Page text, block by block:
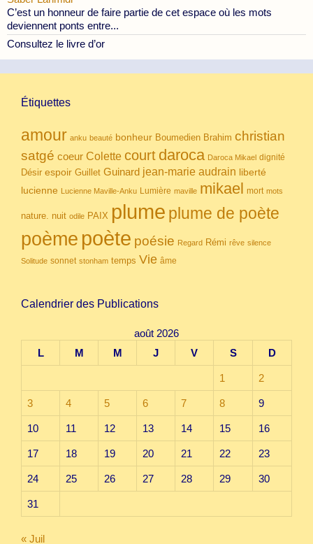
C’est un honneur de faire partie de cet espace où les mots
deviennent ponts entre...
Consultez le livre d’or
Étiquettes
amour anku beauté bonheur Boumedien Brahim christian
satgé coeur Colette court daroca Daroca Mikael dignité
Désir espoir Guillet Guinard jean-marie audrain liberté
lucienne Lucienne Maville-Anku Lumière maville mikael mort mots
nature. nuit odile PAIX plume plume de poète
poème poète poésie Regard Rémi rêve silence
Solitude sonnet stonham temps Vie âme
Calendrier des Publications
août 2026
L
M M J V S D
1 2
3 4 5 6 7 8 9
10 11 12 13 14 15 16
17 18 19 20 21 22 23
24 25 26 27 28 29 30
31
« Juil